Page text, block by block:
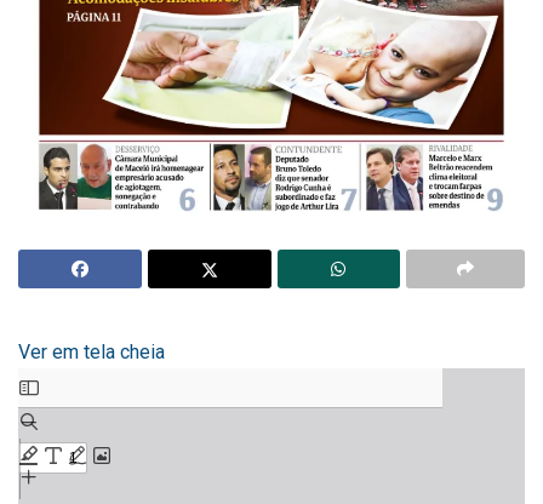
Ver em tela cheia
Skip
to
PDF
content